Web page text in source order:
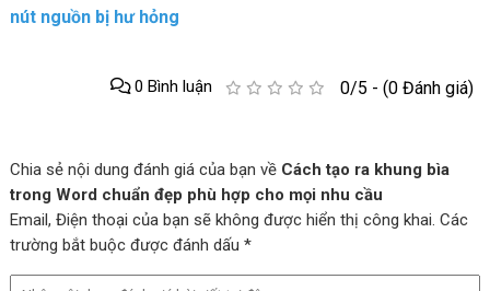
nút nguồn bị hư hỏng
0/5 - (0 Đánh giá)
0 Bình luận
Chia sẻ nội dung đánh giá của bạn về Cách tạo ra khung bìa
trong Word chuẩn đẹp phù hợp cho mọi nhu cầu
Email, Điện thoại của bạn sẽ không được hiển thị công khai. Các
trường bắt buộc được đánh dấu *